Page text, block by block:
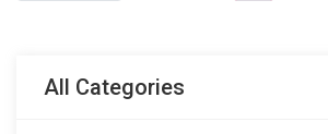
All Categories